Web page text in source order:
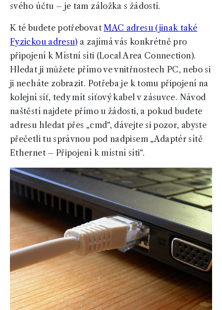
svého účtu – je tam záložka s žádostí.
K té budete potřebovatMAC adresu (jinak také
Fyzickou adresu) a zajímá vás konkrétně pro
připojení k Místní síti (Local Area Connection).
Hledat ji můžete přímo ve vnitřnostech PC, nebo si
ji necháte zobrazit. Potřeba je k tomu připojení na
kolejní síť, tedy mít síťový kabel v zásuvce. Návod
naštěstí najdete přímo u žádosti, a pokud budete
adresu hledat přes „cmd“, dávejte si pozor, abyste
přečetli tu správnou pod nadpisem „Adaptér sítě
Ethernet – Připojení k místní síti“.